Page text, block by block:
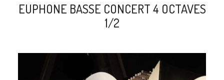
EUPHONE BASSE CONCERT 4 OCTAVES
1/2